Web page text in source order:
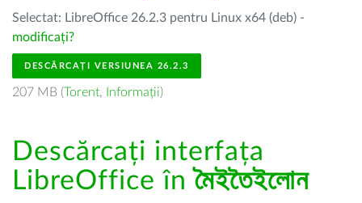
Selectat: LibreOffice 26.2.3 pentru Linux x64 (deb) -
modificați?
DESCĂRCAȚI VERSIUNEA 26.2.3
207 MB (Torent, Informații)
Descărcați interfața
LibreOffice înমৈইতৈইলোন